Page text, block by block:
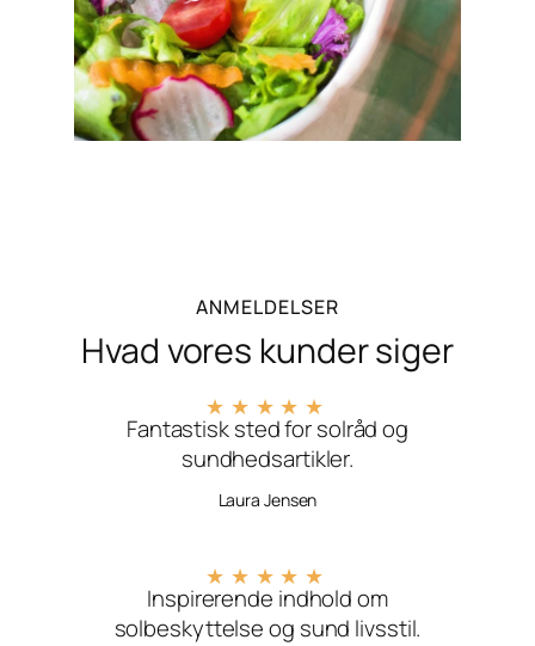
ANMELDELSER
Hvad vores kunder siger
★ ★ ★ ★ ★
Fantastisk sted for solråd og
sundhedsartikler.
Laura Jensen
★ ★ ★ ★ ★
Inspirerende indhold om
solbeskyttelse og sund livsstil.